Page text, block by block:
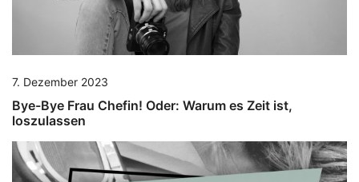
7. Dezember 2023
Bye-Bye Frau Chefin! Oder: Warum es Zeit ist,
loszulassen